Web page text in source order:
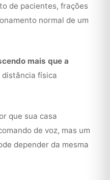
de pacientes, frações
normal de um
mais que a
física
que sua casa
de voz, mas um
depender da mesma